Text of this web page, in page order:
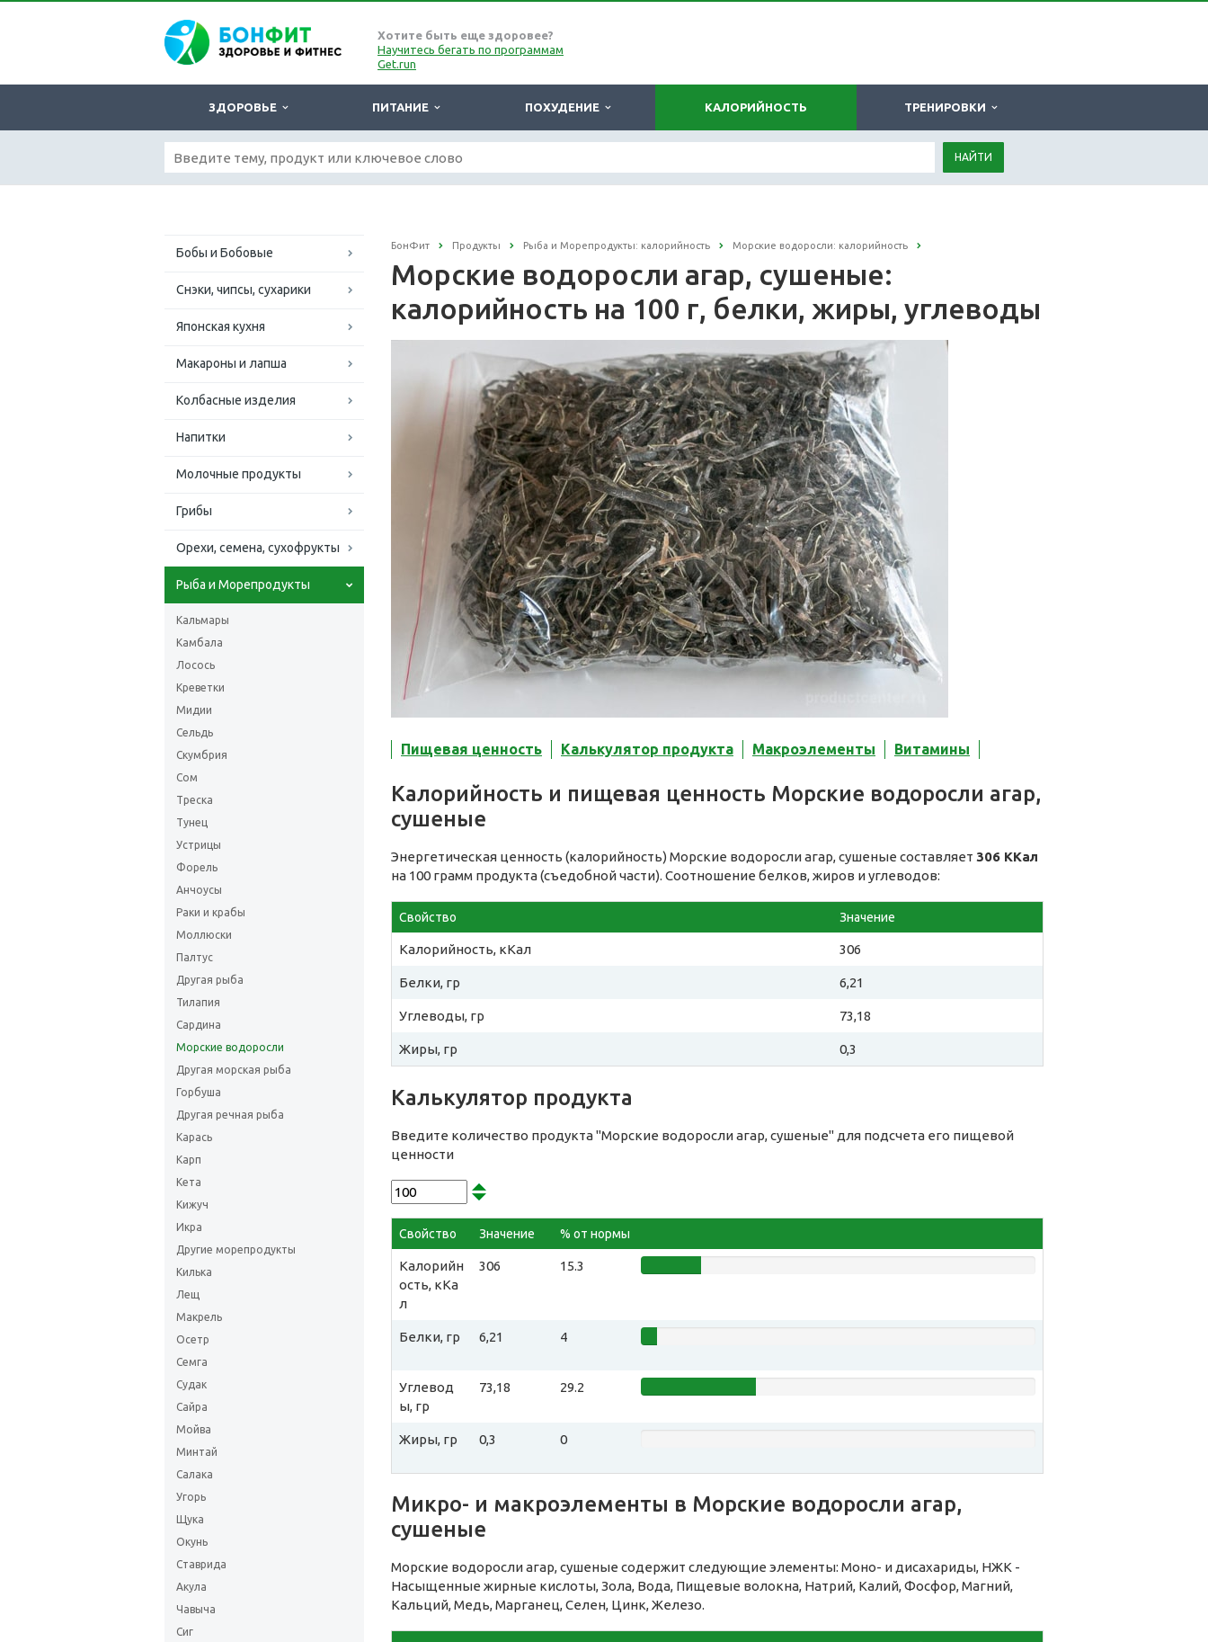
Хотите быть еще здоровее?
Научитесь бегать по программам
Get.run
ЗДОРОВЬЕ ПИТАНИЕ ПОХУДЕНИЕ КАЛОРИЙНОСТЬ ТРЕНИРОВКИ
НАЙТИ
Бобы и Бобовые
Снэки, чипсы, сухарики
Японская кухня
Макароны и лапша
Колбасные изделия
Напитки
Молочные продукты
Грибы
Орехи, семена, сухофрукты
Рыба и Морепродукты
Кальмары
Камбала
Лосось
Креветки
Мидии
Сельдь
Скумбрия
Сом
Треска
Тунец
Устрицы
Форель
Анчоусы
Раки и крабы
Моллюски
Палтус
Другая рыба
Тилапия
Сардина
Морские водоросли
Другая морская рыба
Горбуша
Другая речная рыба
Карась
Карп
Кета
Кижуч
Икра
Другие морепродукты
Килька
Лещ
Макрель
Осетр
Семга
Судак
Сайра
Мойва
Минтай
Салака
Угорь
Щука
Окунь
Ставрида
Акула
Чавыча
Сиг
БонФит Продукты Рыба и Морепродукты: калорийность Морские водоросли: калорийность
Морские водоросли агар, сушеные:
калорийность на 100 г, белки, жиры, углеводы
Пищевая ценность Калькулятор продукта Макроэлементы Витамины
Калорийность и пищевая ценность Морские водоросли агар,
сушеные
Энергетическая ценность (калорийность) Морские водоросли агар, сушеные составляет 306 ККал
на 100 грамм продукта (съедобной части). Соотношение белков, жиров и углеводов:
Свойство Значение
Калорийность, кКал 306
Белки, гр 6,21
Углеводы, гр 73,18
Жиры, гр 0,3
Калькулятор продукта
Введите количество продукта "Морские водоросли агар, сушеные" для подсчета его пищевой
ценности
Свойство Значение % от нормы
Калорийн
ость, кКа
л
306 15.3
Белки, гр 6,21 4
Углевод
ы, гр
73,18 29.2
Жиры, гр 0,3 0
Микро- и макроэлементы в Морские водоросли агар,
сушеные
Морские водоросли агар, сушеные содержит следующие элементы: Моно- и дисахариды, НЖК -
Насыщенные жирные кислоты, Зола, Вода, Пищевые волокна, Натрий, Калий, Фосфор, Магний,
Кальций, Медь, Марганец, Селен, Цинк, Железо.